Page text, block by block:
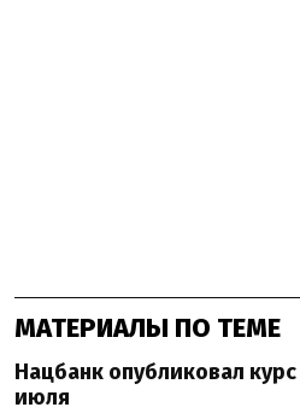
МАТЕРИАЛЫ ПО ТЕМЕ
Нацбанк опубликовал
июля